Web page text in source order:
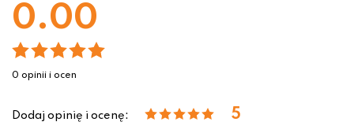
0.00
0 opinii i ocen
Dodaj opinię i ocenę: 5